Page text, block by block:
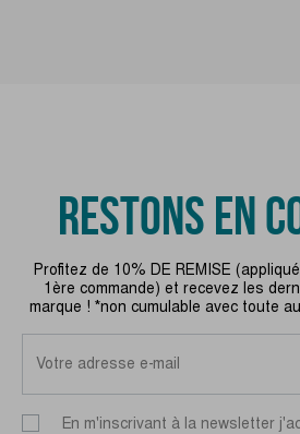
RESTONS EN
Profitez de 10% DE REMISE
1ère commande) et recevez les
marque ! *non cumulable avec toute
En m'inscrivant à la newsletter